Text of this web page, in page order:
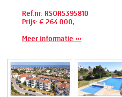
Ref.nr: RSOR5395810
Prijs: € 264.000,-
Meer informatie ›››